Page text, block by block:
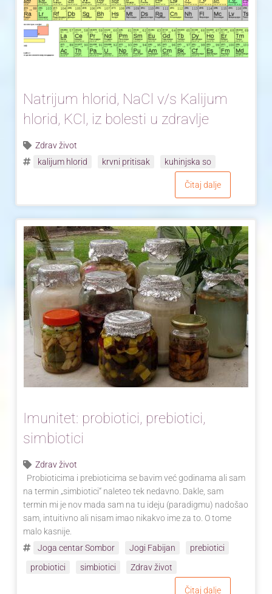
Natrijum hlorid, NaCl v/s Kalijum
hlorid, KCl, iz bolesti u zdravlje
Zdrav život
kalijum hlorid
krvni pritisak kuhinjska so
Čitaj dalje
Imunitet: probiotici, prebiotici,
simbiotici
Zdrav život
Probioticima i prebioticima se bavim već godinama ali sam
na termin „simbiotici“ naleteo tek nedavno. Dakle, sam
termin mi je nov mada sam na tu ideju (paradigmu) nadošao
sam, intuitivno ali nisam imao nikakvo ime za to. O tome
malo kasnije.
Joga centar Sombor
Jogi Fabijan
prebiotici
probiotici
simbiotici Zdrav život
Čitaj dalje